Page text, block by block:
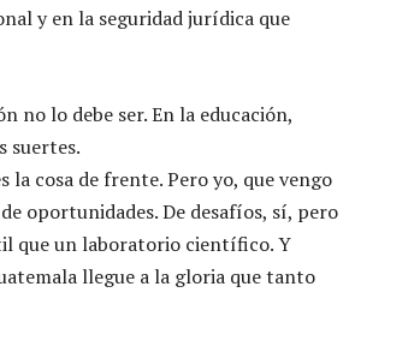
y en la seguridad jurídica que
no lo debe ser. En la educación,
suertes.
la cosa de frente. Pero yo, que vengo
oportunidades. De desafíos, sí, pero
que un laboratorio científico. Y
llegue a la gloria que tanto